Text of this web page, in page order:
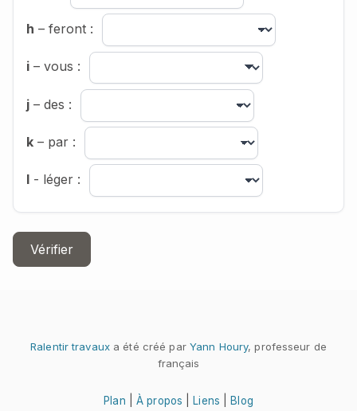
h – feront :
i – vous :
j – des :
k – par :
l - léger :
Vérifier
Ralentir travauxa été créé par Yann Houry, professeur de
français
Plan |À propos Liens Blog